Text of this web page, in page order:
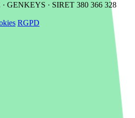
GENKEYS · SIRET 380 366 328
RGPD